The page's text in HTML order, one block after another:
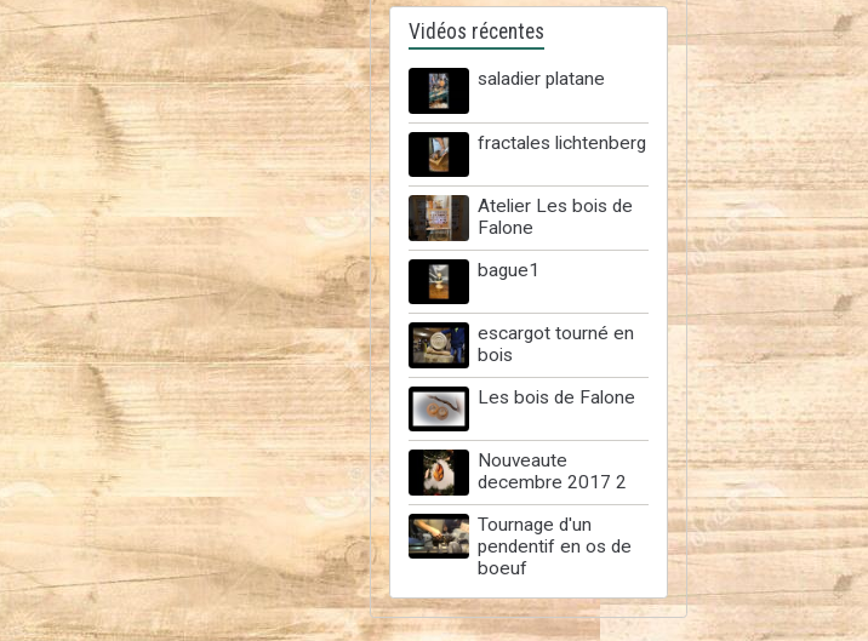
Vidéos récentes
saladier platane
fractales lichtenberg
Atelier Les bois de
Falone
bague1
escargot tourné en
bois
Les bois de Falone
Nouveaute
decembre 2017 2
Tournage d'un
pendentif en os de
boeuf